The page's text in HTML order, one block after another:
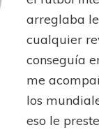
arreglaba
cualquier
conseguía
me
los
eso le